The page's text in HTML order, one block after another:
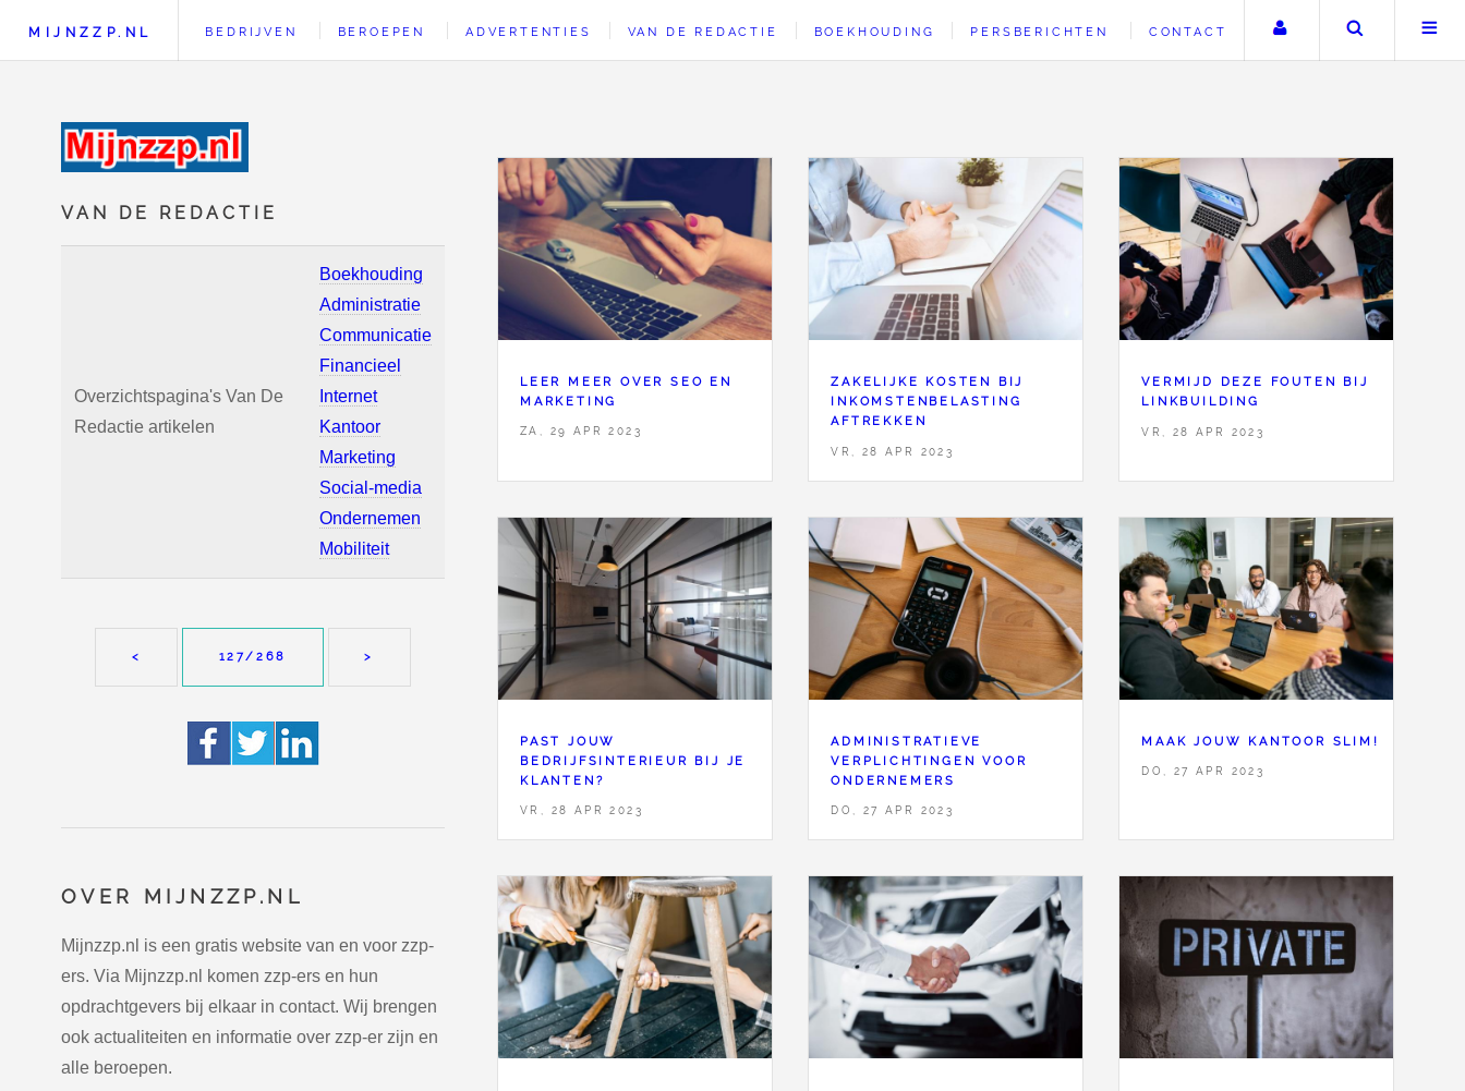
VAN DE REDACTIE
Overzichtspagina's Van De
Redactie artikelen
Boekhouding
Administratie
Communicatie
Financieel
Internet
Kantoor
Marketing
Social-media
Ondernemen
Mobiliteit
< 127 /268 >
OVER MIJNZZP.NL
Mijnzzp.nl is een gratis website van en voor zzp-
ers. Via Mijnzzp.nl komen zzp-ers en hun
opdrachtgevers bij elkaar in contact. Wij brengen
ook actualiteiten en informatie over zzp-er zijn en
alle beroepen.
MIJNZZP.NL BEDRIJVEN BEROEPEN ADVERTENTIES VAN DE REDACTIE BOEKHOUDING PERSBERICHTEN CONTACT Uw accountZoeken
LEER MEER OVER SEO EN
MARKETING
ZA, 29 APR 2023
ZAKELIJKE KOSTEN BIJ
INKOMSTENBELASTING
AFTREKKEN
VR, 28 APR 2023
VERMIJD DEZE FOUTEN BIJ
LINKBUILDING
VR, 28 APR 2023
PAST JOUW
BEDRIJFSINTERIEUR BIJ JE
KLANTEN?
VR, 28 APR 2023
ADMINISTRATIEVE
VERPLICHTINGEN VOOR
ONDERNEMERS
DO, 27 APR 2023
MAAK JOUW KANTOOR SLIM!
DO, 27 APR 2023